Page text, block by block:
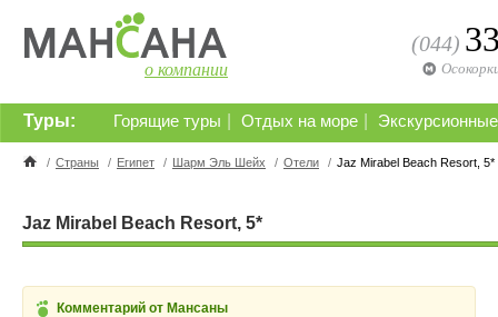
о компании
(044)
Горящие туры Отдых на море
Туры:
/ Страны / Египет / Шарм Эль Шейх / Отели / Jaz Mirabel Beach Resort, 5*
Jaz Mirabel Beach Resort, 5*
Комментарий от Мансаны